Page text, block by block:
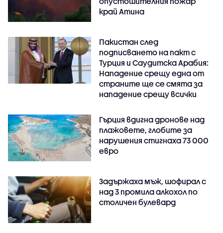
край Атина
Пакистан след
подписването на пакт с
Турция и Саудитска Арабия:
Нападение срещу една от
страните ще се смята за
нападение срещу всички
Гърция вдигна дронове над
плажовете, глобите за
нарушения стигнаха 73 000
евро
Задържаха мъж, шофирал с
над 3 промила алкохол по
столичен булевард